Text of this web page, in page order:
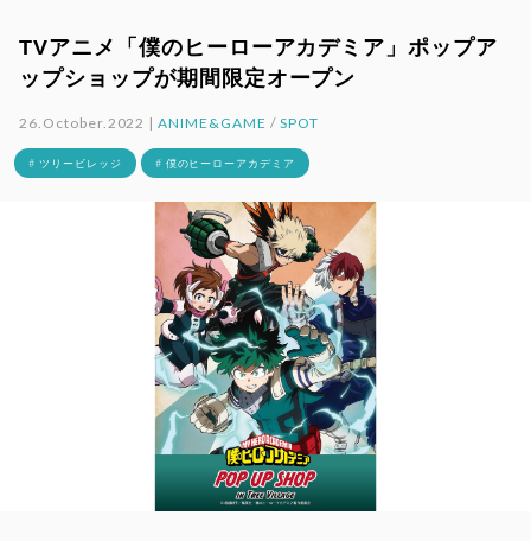
TVアニメ「僕のヒーローアカデミア」ポップア
ップショップが期間限定オープン
26.October.2022 |ANIME&GAME / SPOT
# ツリービレッジ # 僕のヒーローアカデミア